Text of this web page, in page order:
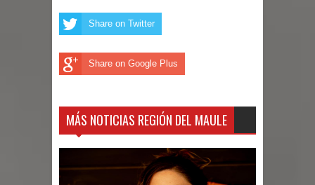
Colegio El Boldo
Municipalidad de Curicó inició
Share on Twitter
Share on Google Plus
MÁS NOTICIAS REGIÓN DEL MAULE